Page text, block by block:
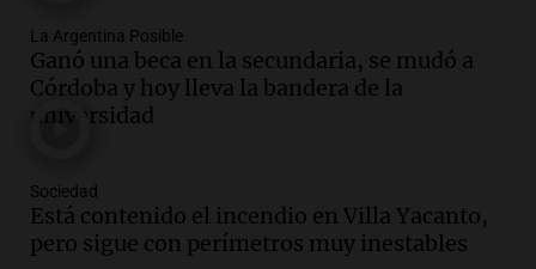
arrestar y agredir a una niña de 13 años
en Tucumán
Panorama Federal
Episodios
causan daños
Panorama Federal
Episodios
La Argentina Posible
Ganó una beca en la secundaria, se mudó a
Córdoba y hoy lleva la bandera de la
universidad
Sociedad
Está contenido el incendio en Villa Yacanto,
pero sigue con perímetros muy inestables